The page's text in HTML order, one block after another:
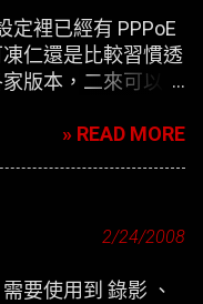
定裡已經有 PPPoE
仁還是比較習慣透
版本，二來可以在
» READ MORE
2/24/2008
要使用到 錄影 、